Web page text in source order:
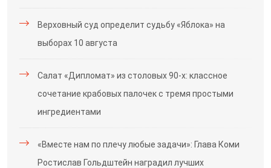
Верховный суд определит судьбу «Яблока» на
выборах 10 августа
Салат «Дипломат» из столовых 90-х: классное
сочетание крабовых палочек с тремя простыми
ингредиентами
«Вместе нам по плечу любые задачи»: Глава Коми
Ростислав Гольдштейн наградил лучших